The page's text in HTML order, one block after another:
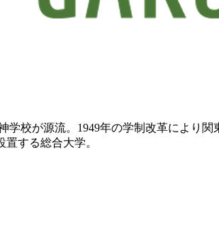
学校が源流。1949年の学制改革により
する総合大学。